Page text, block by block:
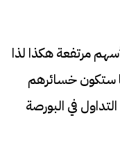
مرتفعة هكذا لذا
ستكون خسائرهم
في البورصة